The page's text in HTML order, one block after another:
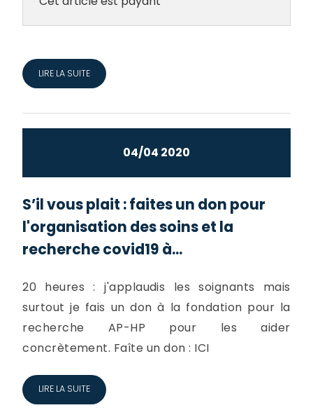
LIRE LA SUITE
04/04 2020
S’il vous plait : faites un don pour
l'organisation des soins et la
recherche covid19 à...
20 heures : j'applaudis les soignants mais
surtout je fais un don à la fondation pour la
recherche AP-HP pour les aider
concrètement. Faîte un don : ICI
LIRE LA SUITE